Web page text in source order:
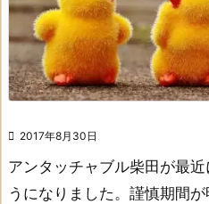
 2017年8月30日
アンタッチャブル柴田が最近
うになりました。 謹慎期間